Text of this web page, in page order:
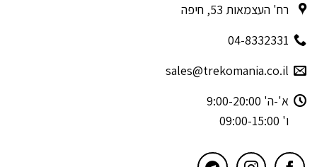
רח' העצמאות 53, חיפה
04-8332331
sales@trekomania.co.il
א'-ה' 9:00-20:00
ו' 09:00-15:00